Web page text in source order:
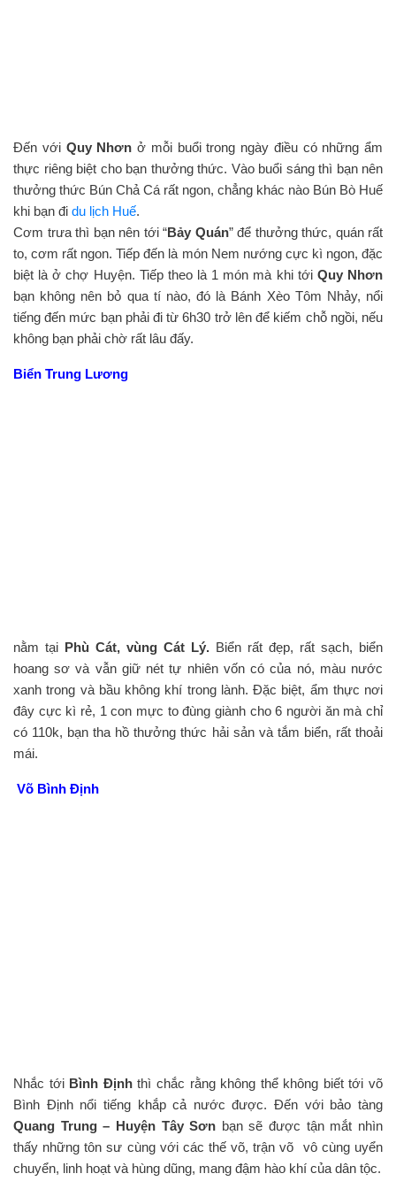
Đến với Quy Nhơn ở mỗi buổi trong ngày điều có những ẩm
thực riêng biệt cho bạn thưởng thức. Vào buổi sáng thì bạn nên
thưởng thức Bún Chả Cá rất ngon, chẳng khác nào Bún Bò Huế
khi bạn đi du lịch Huế.
Cơm trưa thì bạn nên tới “Bảy Quán” để thưởng thức, quán rất
to, cơm rất ngon. Tiếp đến là món Nem nướng cực kì ngon, đặc
biệt là ở chợ Huyện. Tiếp theo là 1 món mà khi tới Quy Nhơn
bạn không nên bỏ qua tí nào, đó là Bánh Xèo Tôm Nhảy, nổi
tiếng đến mức bạn phải đi từ 6h30 trở lên để kiếm chỗ ngồi, nếu
không bạn phải chờ rất lâu đấy.
Biển Trung Lương
nằm tại Phù Cát, vùng Cát Lý. Biển rất đẹp, rất sạch, biển
hoang sơ và vẫn giữ nét tự nhiên vốn có của nó, màu nước
xanh trong và bầu không khí trong lành. Đặc biệt, ẩm thực nơi
đây cực kì rẻ, 1 con mực to đùng giành cho 6 người ăn mà chỉ
có 110k, bạn tha hồ thưởng thức hải sản và tắm biển, rất thoải
mái.
Võ Bình Định
Nhắc tới Bình Địnhthì chắc rằng không thể không biết tới võ
Bình Định nổi tiếng khắp cả nước được. Đến với bảo tàng
Quang Trung – Huyện Tây Sơn bạn sẽ được tận mắt nhìn
thấy những tôn sư cùng với các thế võ, trận võ vô cùng uyển
chuyển, linh hoạt và hùng dũng, mang đậm hào khí của dân tộc.